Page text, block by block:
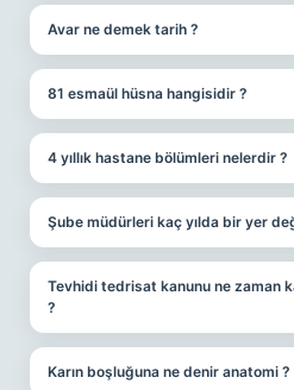
Avar ne demek tarih ?
81 esmaül hüsna hangisidir ?
4 yıllık hastane bölümleri nelerdir ?
Şube müdürleri kaç yılda bir yer
Tevhidi tedrisat kanunu ne zaman
?
Karın boşluğuna ne denir anatomi ?